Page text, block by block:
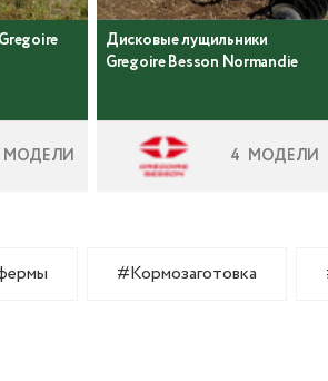
МОДЕЛИ
Дисковые лущильники
Gregoire Besson Normandie
4 МОДЕЛИ
#Кормозаготовка